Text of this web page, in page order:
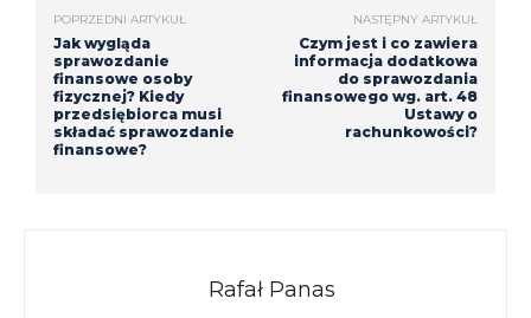
POPRZEDNI ARTYKUŁ
Jak wygląda
sprawozdanie
finansowe osoby
fizycznej? Kiedy
przedsiębiorca musi
składać sprawozdanie
finansowe?
NASTĘPNY ARTYKUŁ
Czym jest i co zawiera
informacja dodatkowa
do sprawozdania
finansowego wg. art. 48
Ustawy o
rachunkowości?
Rafał Panas